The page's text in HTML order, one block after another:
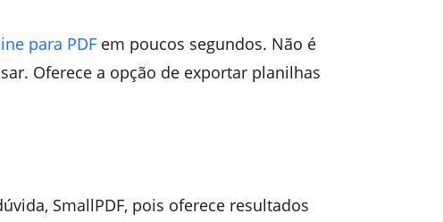
para PDF em poucos segundos. Não é
Oferece a opção de exportar planilhas
SmallPDF, pois oferece resultados